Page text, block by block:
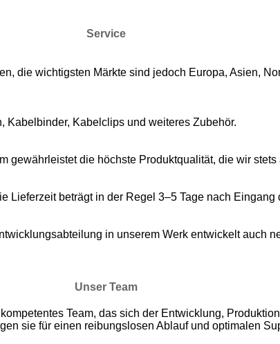
Service
die wichtigsten Märkte sind jedoch Europa, Asien,
Kabelbinder, Kabelclips und weiteres Zubehör.
gewährleistet die höchste Produktqualität, die wir stets
Lieferzeit beträgt in der Regel 3–5 Tage nach Eingang
in unserem Werk entwickelt auch
Unser Team
Team, das sich der Entwicklung,
sie für einen reibungslosen Ablauf und optimalen